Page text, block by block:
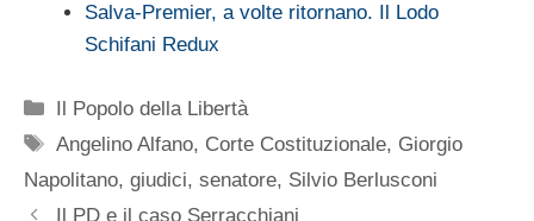
Salva-Premier, a volte ritornano. Il Lodo
Schifani Redux
Categorie
Il Popolo della Libertà
Tag
Angelino Alfano, Corte Costituzionale, Giorgio
Napolitano, giudici, senatore, Silvio Berlusconi
Il PD e il caso Serracchiani